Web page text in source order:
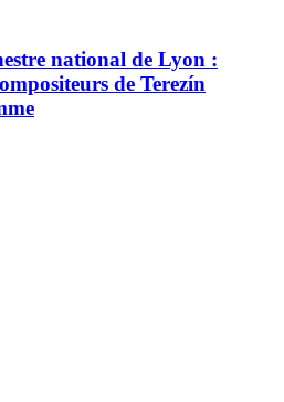
national de Lyon :
de Terezín